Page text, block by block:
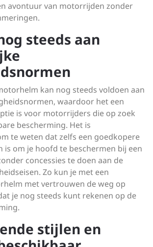
avontuur van motorrijden zonder
steeds aan
kan nog steeds voldoen aan
waardoor het een
is voor motorrijders die op zoek
bescherming. Het is
te weten dat zelfs een goedkopere
is om je hoofd te beschermen bij een
concessies te doen aan de
Zo kun je met een
met vertrouwen de weg op
je nog steeds kunt rekenen op de
stijlen en